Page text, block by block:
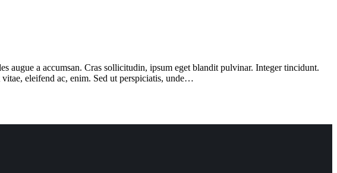
augue a accumsan. Cras sollicitudin, ipsum eget blandit pulvinar. Integer tincidunt.
eleifend ac, enim. Sed ut perspiciatis, unde…